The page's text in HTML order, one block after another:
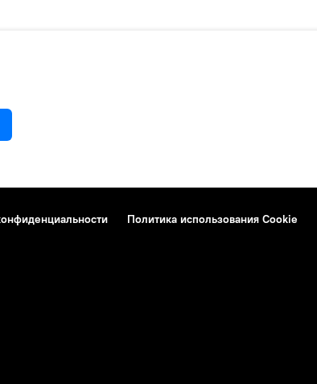
Политика использования Cookie